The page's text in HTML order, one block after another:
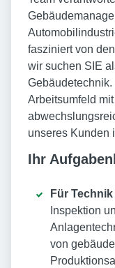
fasziniert von
wir suchen SIE
Arbeitsumfeld
unseres Kunden
Ihr
Für
Inspektion
von